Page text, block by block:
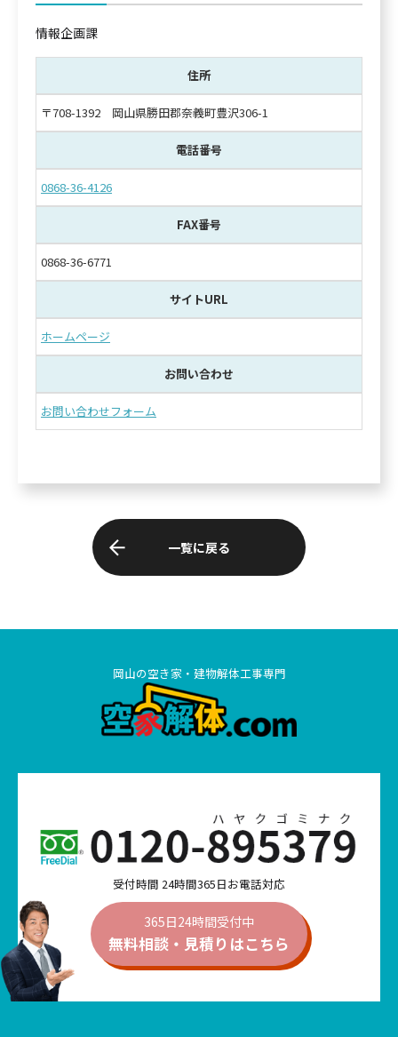
情報企画課
住所
〒708-1392 岡山県勝田郡奈義町豊沢306-1
電話番号
0868-36-4126
FAX番号
0868-36-6771
サイトURL
ホームページ
お問い合わせ
お問い合わせフォーム
一覧に戻る
岡山の空き家・建物解体工事専門
受付時間 24時間365日お電話対応
365日24時間受付中
無料相談・見積りはこちら